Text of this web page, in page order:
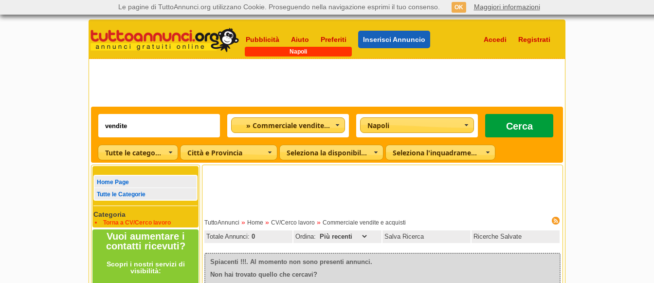
Pubblicità Aiuto Preferiti Inserisci Annuncio Accedi Registrati
Napoli
» Commerciale vendite e acquisti Napoli Cerca
Tutte le categorie Città e Provincia Seleziona la disponibilità Seleziona l'inquadramento
Home Page
Tutte le Categorie
Categoria
Torna a CV/Cerco lavoro
Vuoi aumentare i
contatti ricevuti?
Scopri i nostri servizi di
visibilità:
TuttoAnnunci » Home » CV/Cerco lavoro » Commerciale vendite e acquisti
Totale Annunci: 0 Ordina: Salva Ricerca Ricerche Salvate
Spiacenti !!!. Al momento non sono presenti annunci.
Non hai trovato quello che cercavi?
Le pagine di TuttoAnnunci.org utilizzano Cookie. Proseguendo nella navigazione esprimi il tuo consenso. OK Maggiori informazioni